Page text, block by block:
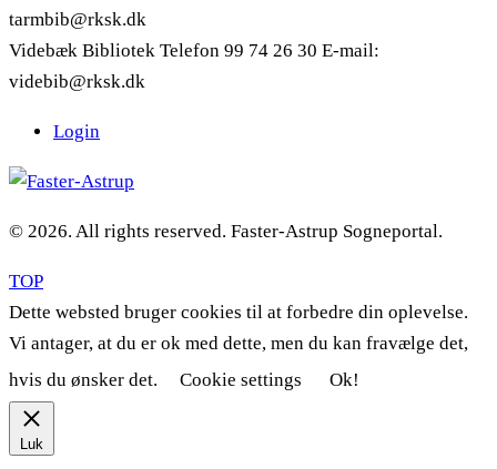
tarmbib@rksk.dk
Videbæk Bibliotek Telefon 99 74 26 30 E-mail:
videbib@rksk.dk
Login
© 2026. All rights reserved. Faster-Astrup Sogneportal.
TOP
Dette websted bruger cookies til at forbedre din oplevelse.
Vi antager, at du er ok med dette, men du kan fravælge det,
hvis du ønsker det.
Cookie settings Ok!
Luk